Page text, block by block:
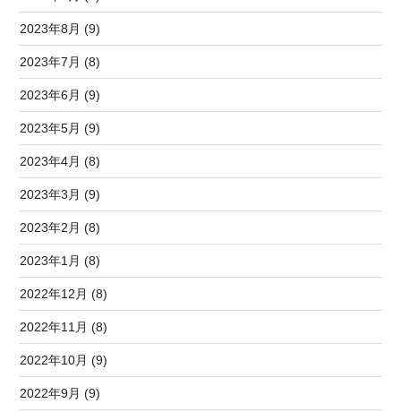
2023年8月 (9)
2023年7月 (8)
2023年6月 (9)
2023年5月 (9)
2023年4月 (8)
2023年3月 (9)
2023年2月 (8)
2023年1月 (8)
2022年12月 (8)
2022年11月 (8)
2022年10月 (9)
2022年9月 (9)